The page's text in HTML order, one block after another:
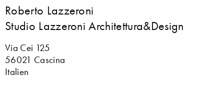
Roberto Lazzeroni
Studio Lazzeroni Architettura&Design
Via Cei 125
56021 Cascina
Italien